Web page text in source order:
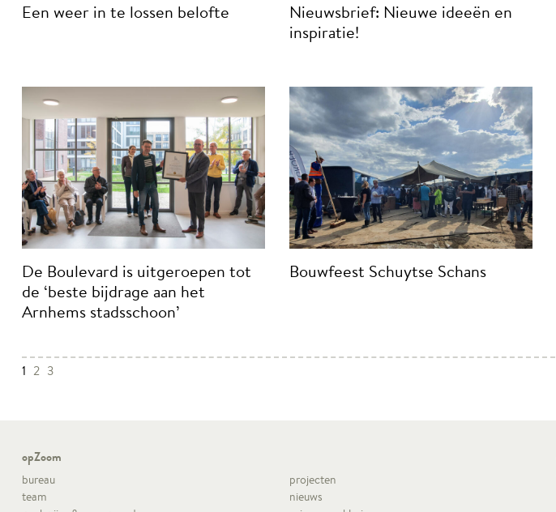
Een weer in te lossen belofte
Nieuwsbrief: Nieuwe ideeën en
inspiratie!
De Boulevard is uitgeroepen tot
de ‘beste bijdrage aan het
Arnhems stadsschoon’
Bouwfeest Schuytse Schans
1 2 3
opZoom
bureau
projecten
team
nieuws